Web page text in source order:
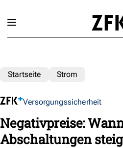
Startseite Strom
Versorgungssicherheit
Negativpreise:
Abschaltungen